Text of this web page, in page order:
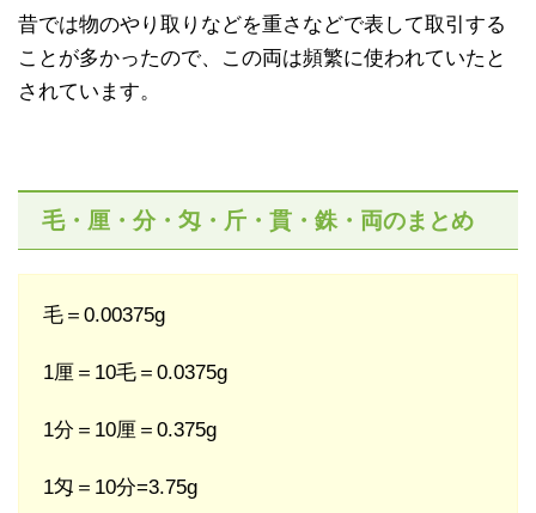
昔では物のやり取りなどを重さなどで表して取引する
ことが多かったので、この両は頻繁に使われていたと
されています。
毛・厘・分・匁・斤・貫・銖・両のまとめ
毛＝0.00375g
1厘＝10毛＝0.0375g
1分＝10厘＝0.375g
1匁＝10分=3.75g